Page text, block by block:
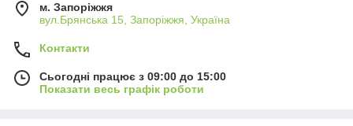
м. Запоріжжя
вул.Брянська 15, Запоріжжя, Україна
Контакти
Сьогодні працює з 09:00 до 15:00
Показати весь графік роботи